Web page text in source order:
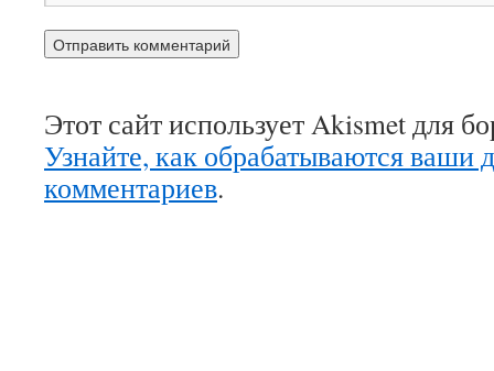
Этот сайт использует Akismet для
Узнайте, как обрабатываются ваши
комментариев.